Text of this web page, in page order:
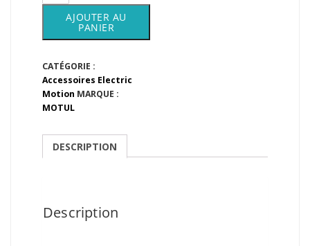
Motul
Mineral
AJOUTER AU
PANIER
CATÉGORIE :
Accessoires Electric
Motion MARQUE :
MOTUL
DESCRIPTION
Description